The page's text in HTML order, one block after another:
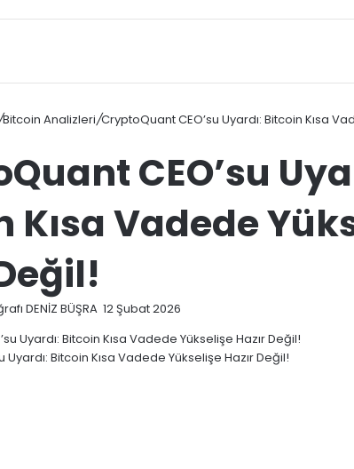
Bitcoin Analizleri/CryptoQuant CEO’su Uyardı: Bitcoin Kısa
CEO’su
Kısa Vadede
DENİZ BÜŞRA Bir
posta
göndermek
12 Şubat 2026
Uyardı: Bitcoin Kısa Vadede Yükselişe Hazır Değil!